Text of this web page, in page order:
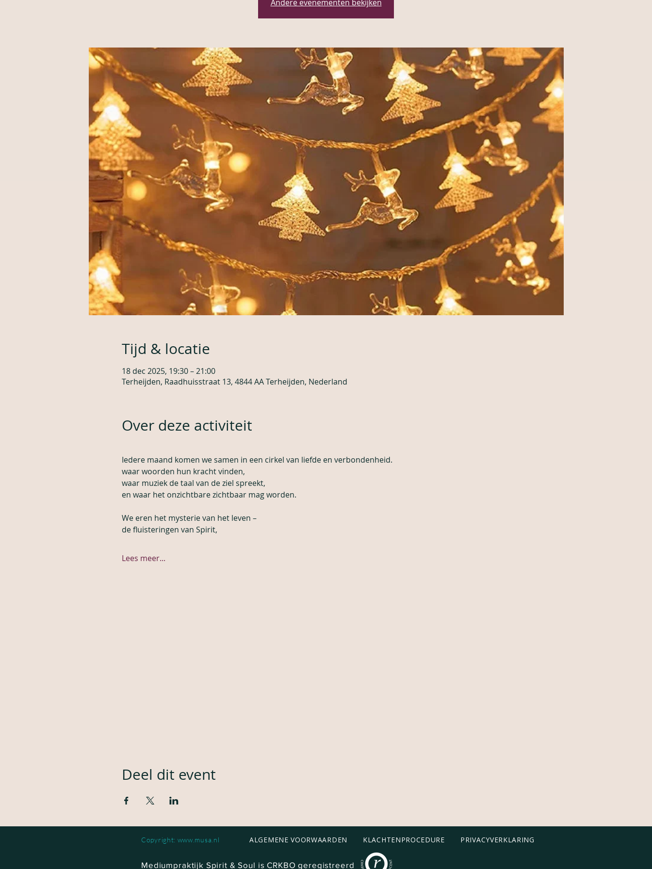
Andere evenementen bekijken
Tijd & locatie
18 dec 2025, 19:30 – 21:00
Terheijden, Raadhuisstraat 13, 4844 AA Terheijden, Nederland
Over deze activiteit
Iedere maand komen we samen in een cirkel van liefde en verbondenheid.
waar woorden hun kracht vinden,
waar muziek de taal van de ziel spreekt,
en waar het onzichtbare zichtbaar mag worden.
We eren het mysterie van het leven –
de fluisteringen van Spirit,
Lees meer...
Deel dit event
Copyright: www.musa.nl ALGEMENE VOORWAARDEN KLACHTENPROCEDURE PRIVACYVERKLARING
Mediumpraktijk Spirit & Soul is CRKBO geregistreerd